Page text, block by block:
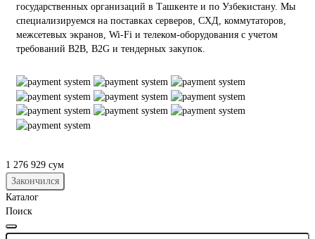
государственных организаций в Ташкенте и по Узбекистану. Мы
специализируемся на поставках серверов, СХД, коммутаторов,
межсетевых экранов, Wi-Fi и телеком-оборудования с учетом
требований B2B, B2G и тендерных закупок.
1 276 929 сум
Закончился
Каталог
Поиск